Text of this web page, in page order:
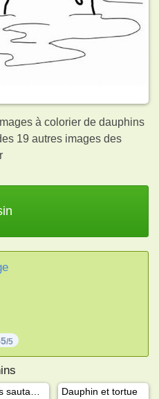
à colorier de dauphins
19 autres images des
/5
Dauphin et tortue